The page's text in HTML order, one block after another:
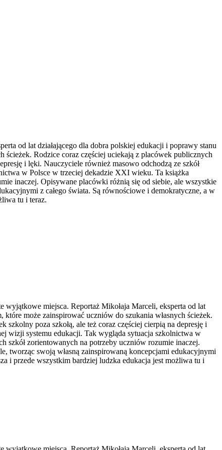
od lat działającego dla dobra polskiej edukacji i poprawy stanu
ścieżek. Rodzice coraz częściej uciekają z placówek publicznych
i lęki. Nauczyciele również masowo odchodzą ze szkół
w Polsce w trzeciej dekadzie XXI wieku. Ta książka
inaczej. Opisywane placówki różnią się od siebie, ale wszystkie
z całego świata. Są równościowe i demokratyczne, a w
tu i teraz.
wyjątkowe miejsca. Reportaż Mikołaja Marceli, eksperta od lat
które może zainspirować uczniów do szukania własnych ścieżek.
poza szkołą, ale też coraz częściej cierpią na depresję i
wizji systemu edukacji. Tak wygląda sytuacja szkolnictwa w
zorientowanych na potrzeby uczniów rozumie inaczej.
tworząc swoją własną zainspirowaną koncepcjami edukacyjnymi
i przede wszystkim bardziej ludzka edukacja jest możliwa tu i